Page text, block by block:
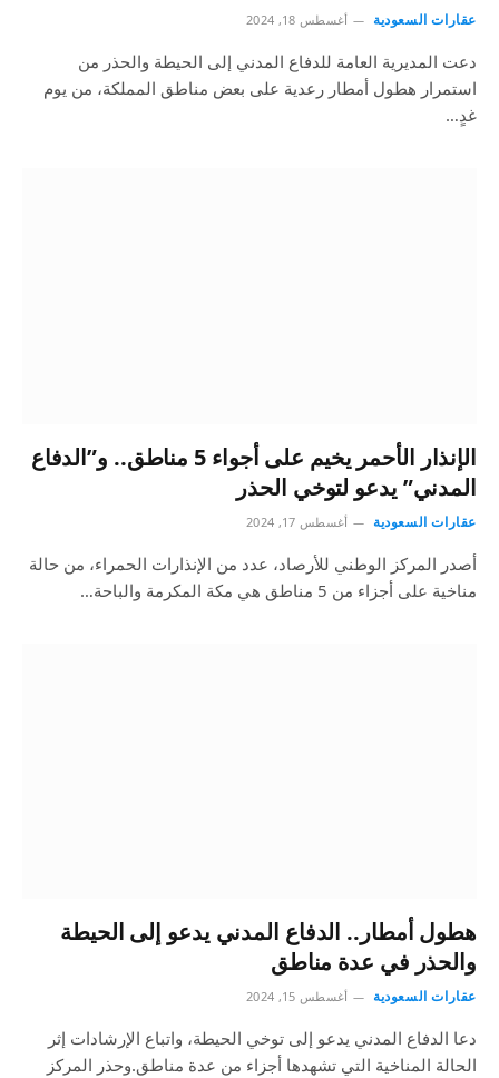
عقارات السعودية أغسطس 18, 2024
دعت المديرية العامة للدفاع المدني إلى الحيطة والحذر من
استمرار هطول أمطار رعدية على بعض مناطق المملكة، من يوم
غدٍ…
الإنذار الأحمر يخيم على أجواء 5 مناطق.. و”الدفاع
المدني” يدعو لتوخي الحذر
عقارات السعودية أغسطس 17, 2024
أصدر المركز الوطني للأرصاد، عدد من الإنذارات الحمراء، من حالة
مناخية على أجزاء من 5 مناطق هي مكة المكرمة والباحة…
هطول أمطار.. الدفاع المدني يدعو إلى الحيطة
والحذر في عدة مناطق
عقارات السعودية أغسطس 15, 2024
دعا الدفاع المدني يدعو إلى توخي الحيطة، واتباع الإرشادات إثر
الحالة المناخية التي تشهدها أجزاء من عدة مناطق.وحذر المركز